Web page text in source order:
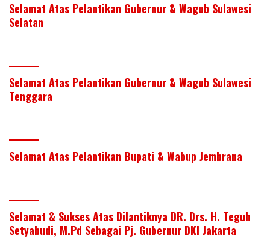
Selamat Atas Pelantikan Gubernur & Wagub Sulawesi
Selatan
Selamat Atas Pelantikan Gubernur & Wagub Sulawesi
Tenggara
Selamat Atas Pelantikan Bupati & Wabup Jembrana
Selamat & Sukses Atas Dilantiknya DR. Drs. H. Teguh
Setyabudi, M.Pd Sebagai Pj. Gubernur DKI Jakarta